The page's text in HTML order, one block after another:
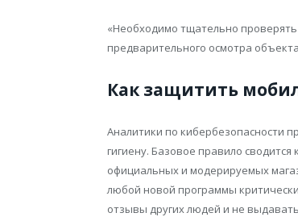
«Необходимо тщательно
предварительного осмотра
Как защитить
Аналитики по кибербезопасности
гигиену. Базовое правило
официальных и модерируемых
любой новой программы
отзывы других людей и не